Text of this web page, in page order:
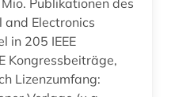
Publikationen des
and Electronics
in 205 IEEE
Kongressbeiträge,